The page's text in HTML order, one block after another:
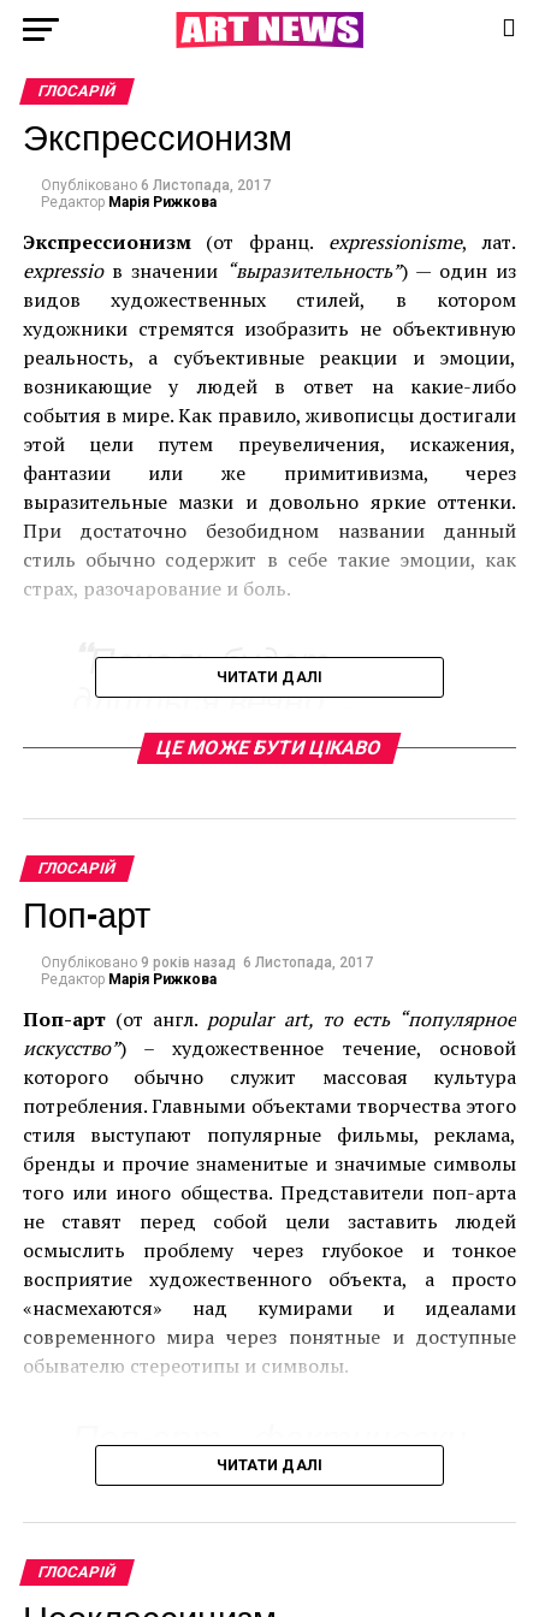
ГЛОСАРІЙ
Экспрессионизм
Опубліковано 6 Листопада, 2017
Редактор Марія Рижкова
Экспрессионизм(от франц. expressionisme, лат.
expressioв значении “выразительность”) — один из
видов художественных стилей, в котором
художники стремятся изобразить не объективную
реальность, а субъективные реакции и эмоции,
возникающие у людей в ответ на какие-либо
события в мире. Как правило, живописцы достигали
этой цели путем преувеличения, искажения,
фантазии или же примитивизма, через
выразительные мазки и довольно яркие оттенки.
При достаточно безобидном названии данный
стиль обычно содержит в себе такие эмоции, как
страх, разочарование и боль.
“Печаль будет
длиться вечно”.
Винсент Ван Гог
выразить различными художественными способами
эмоциональное состояние автора.
Винсент Ван Гог “Пшеничное поле с кипарисами”
влияние на его развитие?
как своеобразный ответ на распространенное
ЧИТАТИ ДАЛІ
ЦЕ МОЖЕ БУТИ ЦІКАВО
ГЛОСАРІЙ
Поп-арт
Опубліковано 9 років назад 6 Листопада, 2017
Редактор Марія Рижкова
Поп-арт (от англ. popular art, то есть “популярное
искусство”) – художественное течение, основой
которого обычно служит массовая культура
потребления. Главными объектами творчества этого
стиля выступают популярные фильмы, реклама,
бренды и прочие знаменитые и значимые символы
того или иного общества. Представители поп-арта
не ставят перед собой цели заставить людей
осмыслить проблему через глубокое и тонкое
восприятие художественного объекта, а просто
«насмехаются» над кумирами и идеалами
современного мира через понятные и доступные
обывателю стереотипы и символы.
Поп-арт фактически
индустриальная
живопись, это то, чем
скоро станет целый
мир.
ЧИТАТИ ДАЛІ
ГЛОСАРІЙ